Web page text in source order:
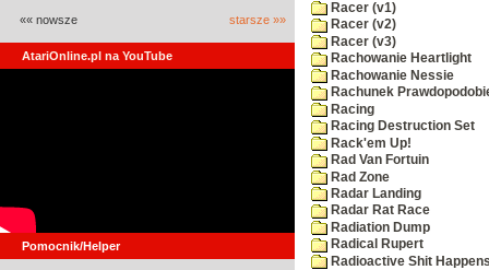
«« nowsze starsze »»
AtariOnline.pl na YouTube
Pomocnik/Helper
Racer (v1)
Racer (v2)
Racer (v3)
Rachowanie Heartlight
Rachowanie Nessie
Rachunek
Racing
Racing Destruction Set
Rack'em Up!
Rad Van Fortuin
Rad Zone
Radar Landing
Radar Rat Race
Radiation Dump
Radical Rupert
Radioactive Shit